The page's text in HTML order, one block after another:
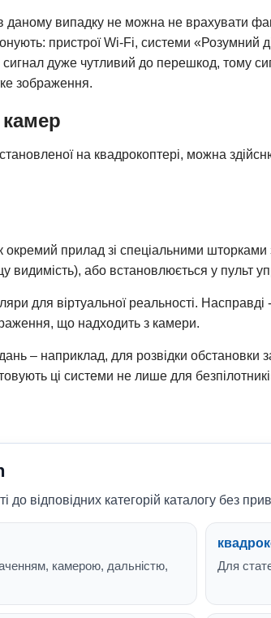
даному випадку не можна не врахувати
пристрої Wi-Fi, системи «Розумний
дуже чутливий до перешкод, тому
зображення.
на квадрокоптері, можна
прилад зі спеціальними шторками
видимість), або встановлюється у пульт
для віртуальної реальності. Насправді
що надходить з камери.
– наприклад, для розвідки обстановки
ці системи не лише для
до відповідних категорій каталогу без
камерою, дальністю,
Для